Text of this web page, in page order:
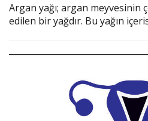
Argan yağı; argan meyvesinin
edilen bir yağdır. Bu yağın